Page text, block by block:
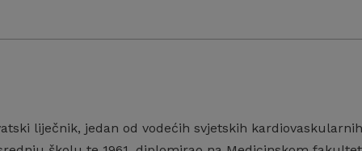
liječnik, jedan od vodećih svjetskih